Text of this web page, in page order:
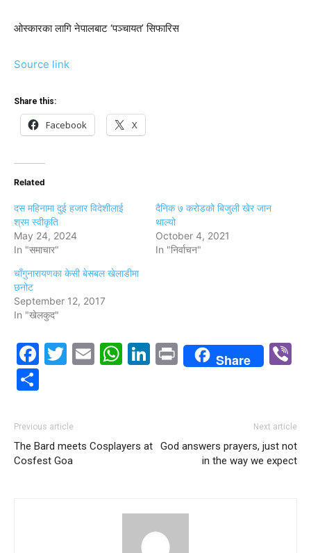
ओस्कारका लागि नेपालबाट ‘पञ्चायत’ सिफारिस
Source link
Share this:
Facebook X
Related
दस महिनामा दुई हजार विदेशीलाई
श्रम स्वीकृति
May 24, 2024
In "समाचार"
दैनिक ७ करोडको बिजुली खेर जान
थाल्यो
October 4, 2021
In "निर्वाचन"
चाँगुनारायणका केसी बेसबल खेलाडीमा
छनोट
September 12, 2017
In "खेलकुद"
Facebook
Twitter
EmailWhatsApp
LinkedIn
PrintShare
Previous article
The Bard meets Cosplayers at
Cosfest Goa
Next article
God answers prayers, just not
in the way we expect